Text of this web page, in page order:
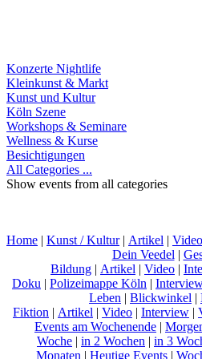
Konzerte Nightlife
Kleinkunst & Markt
Kunst und Kultur
Köln Szene
Workshops & Seminare
Wellness & Kurse
Besichtigungen
All Categories ...
Show events from all categories
Home | Kunst / Kultur| Artikel | Video
Dein Veedel |
Bildung | Artikel | Video |
Doku | Polizeimappe Köln |
Leben | Blickwinkel |
Fiktion | Artikel | Video | Interview |
Events am Wochenende |
Woche | in 2 Wochen | in 3
Monaten | Heutige Events|